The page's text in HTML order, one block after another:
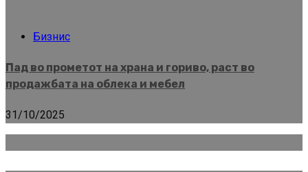
Бизнис
Пад во прометот на храна и гориво, раст во
продажбата на облека и мебел
31/10/2025